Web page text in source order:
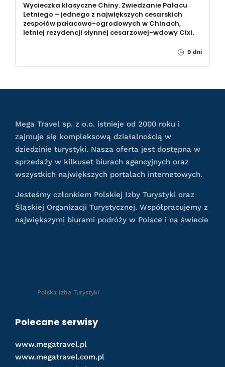
Wycieczka klasyczne Chiny. Zwiedzanie Pałacu
Letniego – jednego z największych cesarskich
zespołów pałacowo-ogrodowych w Chinach,
letniej rezydencji słynnej cesarzowej-wdowy Cixi.
9 dni
Mega Travel sp. z o.o. istnieje od 2000 roku i
zajmuje się kompleksową działalnością w
dziedzinie turystyki. Nasza oferta jest dostępna w
sprzedaży w kilkuset biurach agencyjnych oraz
wszystkich największych portalach internetowych.
Jesteśmy członkiem Polskiej Izby Turystyki oraz
Śląskiej Organizacji Turystycznej. Współpracujemy z
największymi biurami podróży w Polsce i na świecie
Polska Izba Turystyki
Polecane serwisy
www.megatravel.pl
www.megatravel.com.pl